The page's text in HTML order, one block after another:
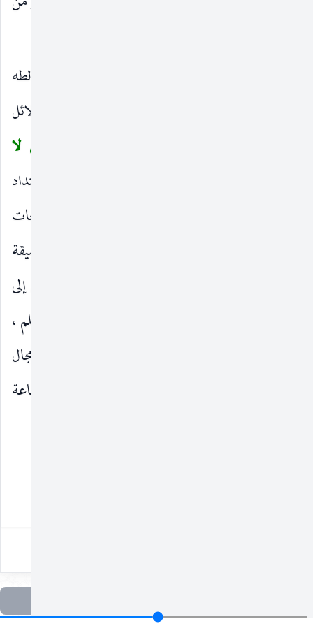
الذي لا يخالطه
شك في ما يستوحيه الإنسان من إشراقات الحق ، ودلائل
وَلكِنَّ أَكْثَرَ النَّاسِ لا
لأنهم لا يتدبرونه في عمق الفكر وامتداد
الرؤية. فالإيمان لا يتعمّق في النفس والفكر ، باللمحات
الخاطفة التي تخطر بالبال ، بل يحتاج إلى الدراسة العميقة
والتفكير المنفتح والرؤية الواسعة الممتدّة التي تؤدي إلى
القناعة والاطمئنان. وبهذا نعرف أن الإيمان يلتقي بالعلم ،
من أقرب طريق ، وبالفكر من أوسع المجالات ، فلا مجال
للإيمان بدون فكر يناقش القضايا ، ولا أساس للقناعة